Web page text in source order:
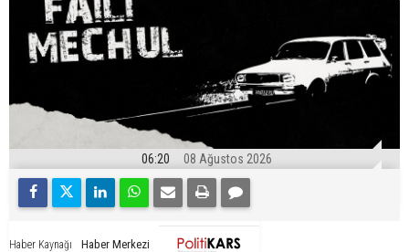
06:20 08 Ağustos 2026
Haber Kaynağı Haber Merkezi